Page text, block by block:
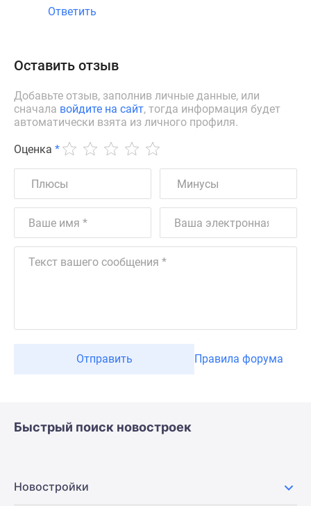
Ответить
Оставить отзыв
Добавьте отзыв, заполнив личные данные, или
сначала войдите на сайт, тогда информация будет
автоматически взята из личного профиля.
Оценка *
Отправить Правила форума
Быстрый поиск новостроек
Новостройки